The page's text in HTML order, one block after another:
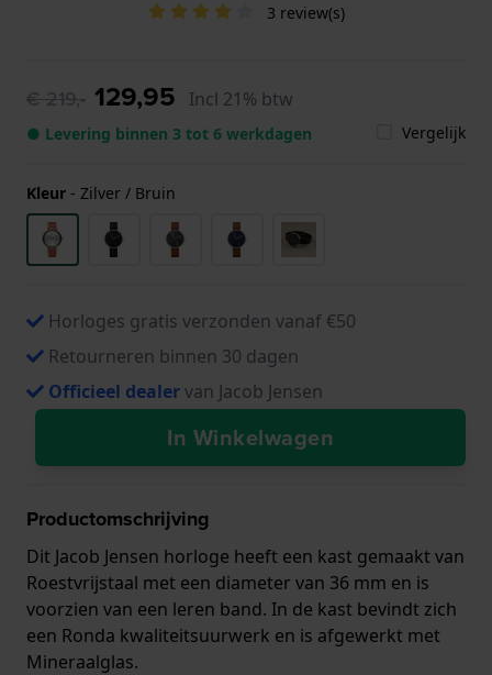
3 review(s)
€ 219,- 129,95 Incl 21% btw
● Levering binnen 3 tot 6 werkdagen Vergelijk
Kleur - Zilver / Bruin
Horloges gratis verzonden vanaf €50
Retourneren binnen 30 dagen
Officieel dealervan Jacob Jensen
In Winkelwagen
Productomschrijving
Dit Jacob Jensen horloge heeft een kast gemaakt van
Roestvrijstaal met een diameter van 36 mm en is
voorzien van een leren band. In de kast bevindt zich
een Ronda kwaliteitsuurwerk en is afgewerkt met
Mineraalglas.